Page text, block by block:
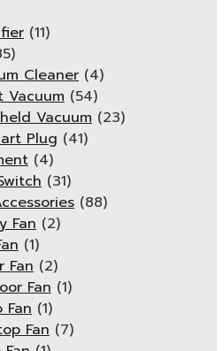
(11)
Cleaner (4)
Vacuum (54)
Vacuum (23)
Plug (41)
(4)
(31)
(88)
Fan (2)
(1)
Fan (2)
Fan (1)
Fan (1)
Fan (7)